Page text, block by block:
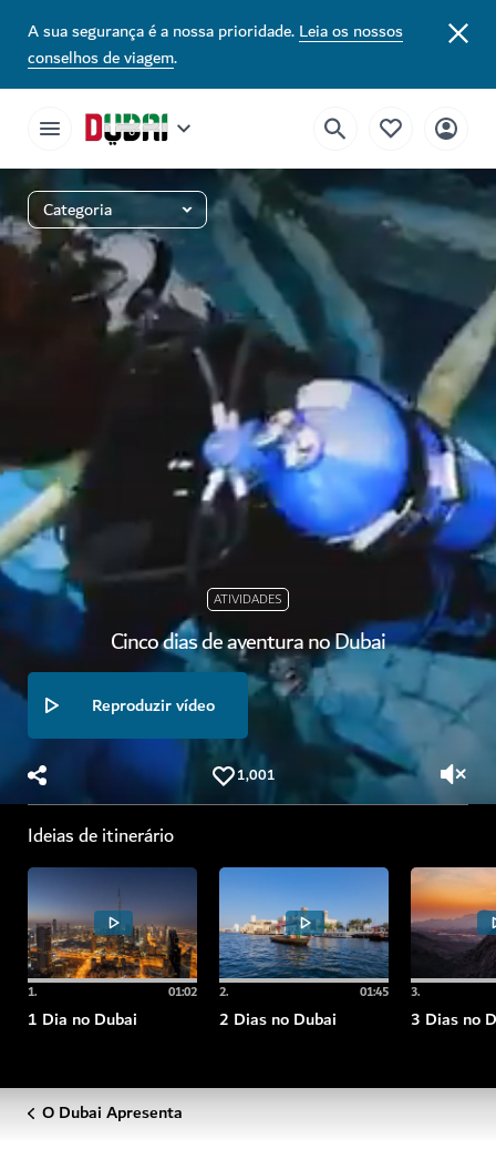
A sua segurança é a nossa prioridade.Leia os nossos
conselhos de viagem.
Categoria
ATIVIDADES
Cinco dias de aventura no Dubai
Reproduzir vídeo
1,001
Ideias de itinerário
1. 01:02
1 Dia no Dubai
2. 01:45
2 Dias no Dubai
3.
3 Dias no
O Dubai Apresenta